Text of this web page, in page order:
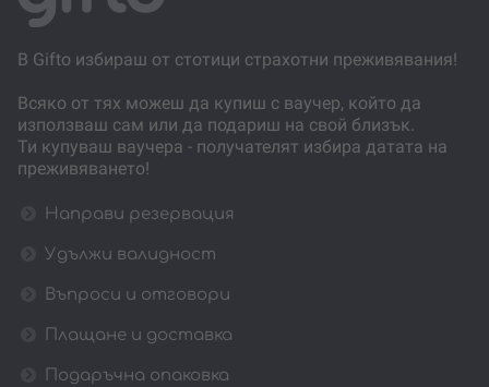
В Gifto избираш от стотици страхотни преживявания!
Всяко от тях можеш да купиш с ваучер, който да
използваш сам или да подариш на свой близък.
Ти купуваш ваучера - получателят избира датата на
преживяването!
Направи резервация
Удължи валидност
Въпроси и отговори
Плащане и доставка
Подаръчна опаковка